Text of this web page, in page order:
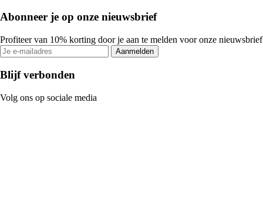
Abonneer je op onze nieuwsbrief
Profiteer van 10% korting door je aan te melden voor onze nieuwsbrief
Aanmelden
Blijf verbonden
Volg ons op sociale media